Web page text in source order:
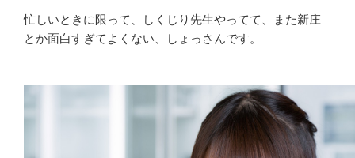
忙しいときに限って、しくじり先生やってて、また新庄
とか面白すぎてよくない、しょっさんです。